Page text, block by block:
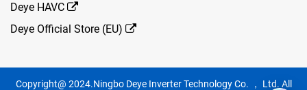
Deye HAVC
Deye Official Store (EU)
Copyright@ 2024.Ningbo Deye Inverter Technology Co. ， Ltd. All